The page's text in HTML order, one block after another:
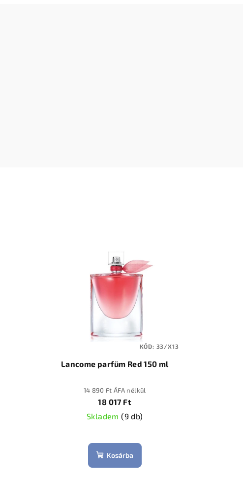
Lancome parfüm Red 150 ml
14 890 Ft ÁFA nélkül
18 017 Ft
Skladem(9 db)
Kosárba
KÓD: 33/X13